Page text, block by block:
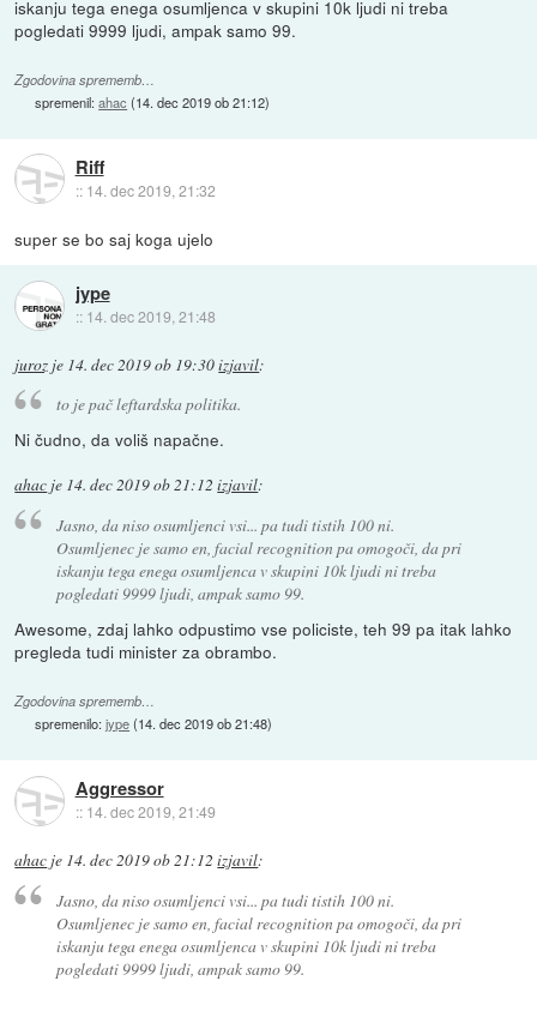
iskanju tega enega osumljenca v skupini 10k ljudi ni treba
pogledati 9999 ljudi, ampak samo 99.
Zgodovina sprememb…
spremenil:ahac (14. dec 2019 ob 21:12)
Riff
:: 14. dec 2019, 21:32
super se bo saj koga ujelo
jype
:: 14. dec 2019, 21:48
juroz je 14. dec 2019 ob 19:30izjavil:
to je pač leftardska politika.
Ni čudno, da voliš napačne.
ahac je 14. dec 2019 ob 21:12 izjavil:
Jasno, da niso osumljenci vsi... pa tudi tistih 100 ni.
Osumljenec je samo en, facial recognition pa omogoči, da pri
iskanju tega enega osumljenca v skupini 10k ljudi ni treba
pogledati 9999 ljudi, ampak samo 99.
Awesome, zdaj lahko odpustimo vse policiste, teh 99 pa itak lahko
pregleda tudi minister za obrambo.
Zgodovina sprememb…
spremenilo:jype(14. dec 2019 ob 21:48)
Aggressor
:: 14. dec 2019, 21:49
ahac je 14. dec 2019 ob 21:12 izjavil:
Jasno, da niso osumljenci vsi... pa tudi tistih 100 ni.
Osumljenec je samo en, facial recognition pa omogoči, da pri
iskanju tega enega osumljenca v skupini 10k ljudi ni treba
pogledati 9999 ljudi, ampak samo 99.